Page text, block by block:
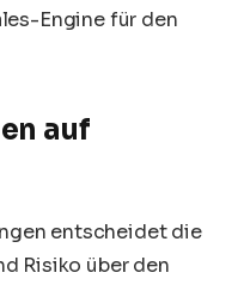
Engine für den
auf
entscheidet die
Risiko über den